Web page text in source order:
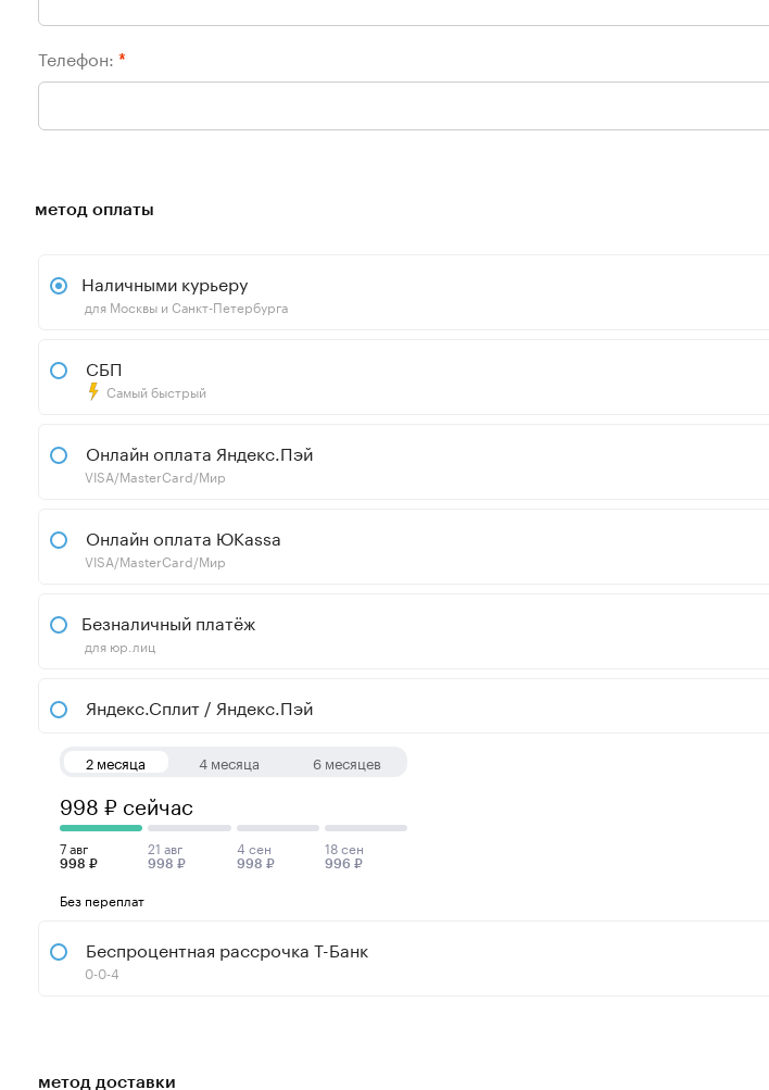
Телефон: *
метод оплаты
Наличными курьеру
для Москвы и Санкт-Петербурга
СБП
Самый быстрый
Онлайн оплата Яндекс.Пэй
VISA/MasterCard/Мир
Онлайн оплата ЮKassa
VISA/MasterCard/Мир
Безналичный платёж
для юр.лиц
Яндекс.Сплит / Яндекс.Пэй
2 месяца 4 месяца 6 месяцев
998 ₽ сейчас
7 авг
998 ₽
21 авг
998 ₽
4 сен
998 ₽
18 сен
996 ₽
Без переплат
Беспроцентная рассрочка Т-Банк
0-0-4
метод доставки